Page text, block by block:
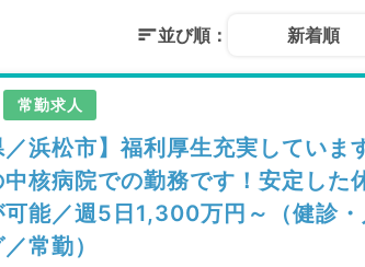
並び順： 新着順
常勤求人
／浜松市】福利厚生充実していま
核病院での勤務です！安定した
可能／週5日1,300万円～（健診・
常勤）